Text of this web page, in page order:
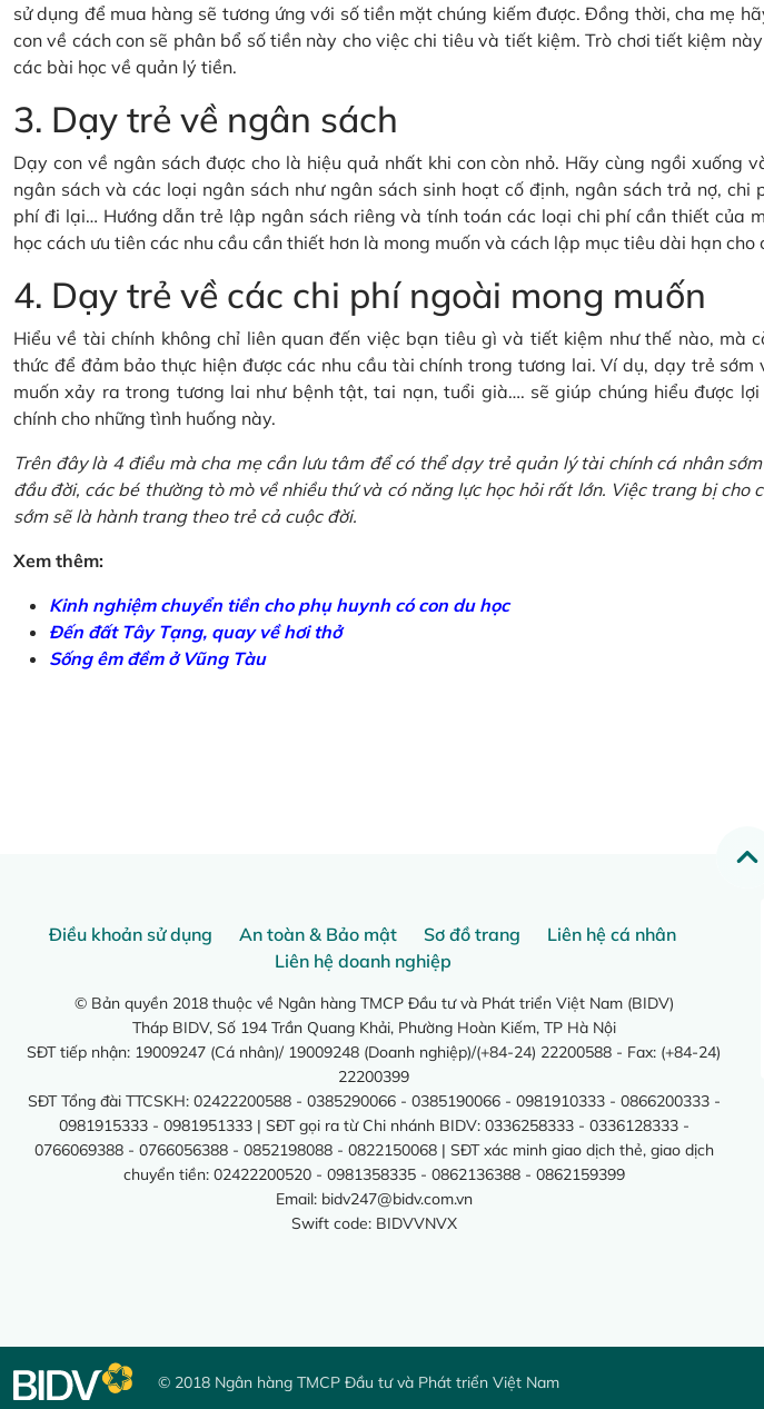
sử dụng để mua hàng sẽ tương ứng với số tiền mặt chúng kiếm được. Đồng thời, cha mẹ
con về cách con sẽ phân bổ số tiền này cho việc chi tiêu và tiết kiệm. Trò chơi tiết kiệm
các bài học về quản lý tiền.
3. Dạy trẻ về ngân sách
Dạy con về ngân sách được cho là hiệu quả nhất khi con còn nhỏ. Hãy cùng ngồi xuống
ngân sách và các loại ngân sách như ngân sách sinh hoạt cố định, ngân sách trả nợ, chi
phí đi lại… Hướng dẫn trẻ lập ngân sách riêng và tính toán các loại chi phí cần thiết của
học cách ưu tiên các nhu cầu cần thiết hơn là mong muốn và cách lập mục tiêu dài hạn cho
4. Dạy trẻ về các chi phí ngoài mong muốn
Hiểu về tài chính không chỉ liên quan đến việc bạn tiêu gì và tiết kiệm như thế nào, mà
thức để đảm bảo thực hiện được các nhu cầu tài chính trong tương lai. Ví dụ, dạy trẻ sớm
muốn xảy ra trong tương lai như bệnh tật, tai nạn, tuổi già…. sẽ giúp chúng hiểu được
chính cho những tình huống này.
Trên đây là 4 điều mà cha mẹ cần lưu tâm để có thể dạy trẻ quản lý tài chính cá nhân
đầu đời, các bé thường tò mò về nhiều thứ và có năng lực học hỏi rất lớn. Việc trang bị cho
sớm sẽ là hành trang theo trẻ cả cuộc đời.
Xem thêm:
Kinh nghiệm chuyển tiền cho phụ huynh có con du học
Đến đất Tây Tạng, quay về hơi thở
Sống êm đềm ở Vũng Tàu
Điều khoản sử dụng An toàn & Bảo mật Sơ đồ trang
Liên hệ cá nhân
Liên hệ doanh nghiệp
© Bản quyền 2018 thuộc về Ngân hàng TMCP Đầu tư và Phát triển Việt Nam (BIDV)
Tháp BIDV, Số 194 Trần Quang Khải, Phường Hoàn Kiếm, TP Hà Nội
SĐT tiếp nhận: 19009247 (Cá nhân)/ 19009248 (Doanh nghiệp)/(+84-24) 22200588 - Fax: (+84-24)
22200399
SĐT Tổng đài TTCSKH: 02422200588 - 0385290066 - 0385190066 - 0981910333 - 0866200333 -
0981915333 - 0981951333 | SĐT gọi ra từ Chi nhánh BIDV: 0336258333 - 0336128333 -
0766069388 - 0766056388 - 0852198088 - 0822150068 | SĐT xác minh giao dịch thẻ, giao dịch
chuyển tiền: 02422200520 - 0981358335 - 0862136388 - 0862159399
Email: bidv247@bidv.com.vn
Swift code: BIDVVNVX
© 2018 Ngân hàng TMCP Đầu tư và Phát triển Việt Nam